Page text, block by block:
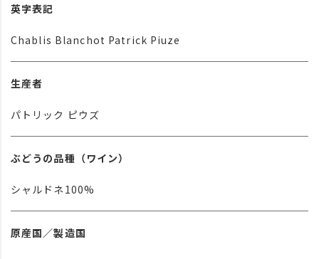
英字表記
Chablis Blanchot Patrick Piuze
生産者
パトリック ピウズ
ぶどうの品種（ワイン）
シャルドネ100%
原産国／製造国